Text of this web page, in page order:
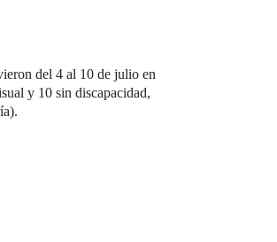
del 4 al 10 de julio en
y 10 sin discapacidad,